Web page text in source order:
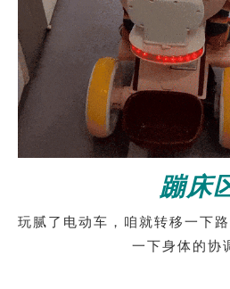
蹦床
玩腻了电动车，咱就转移一下
一下身体的协